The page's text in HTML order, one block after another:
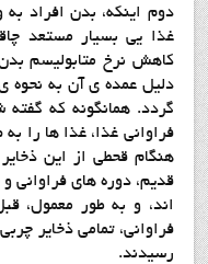
دوم اینکه، بدن افراد
غذا یی بسیار مستعد
کاهش نرخ متابولیسم
دلیل عمده ی آن به نحوه
گردد. همانگونه که گفته
فراوانی غذا، غذا ها را
هنگام قحطی از این
قدیم، دوره های فراوانی
اند، و به طور معمول،
فراوانی، تمامی ذخایر
رسیدند.